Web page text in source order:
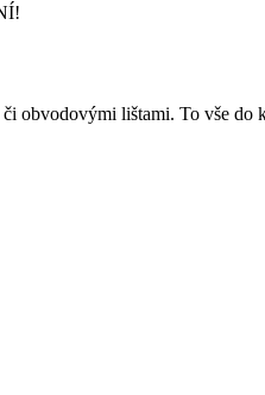
lištami. To vše do